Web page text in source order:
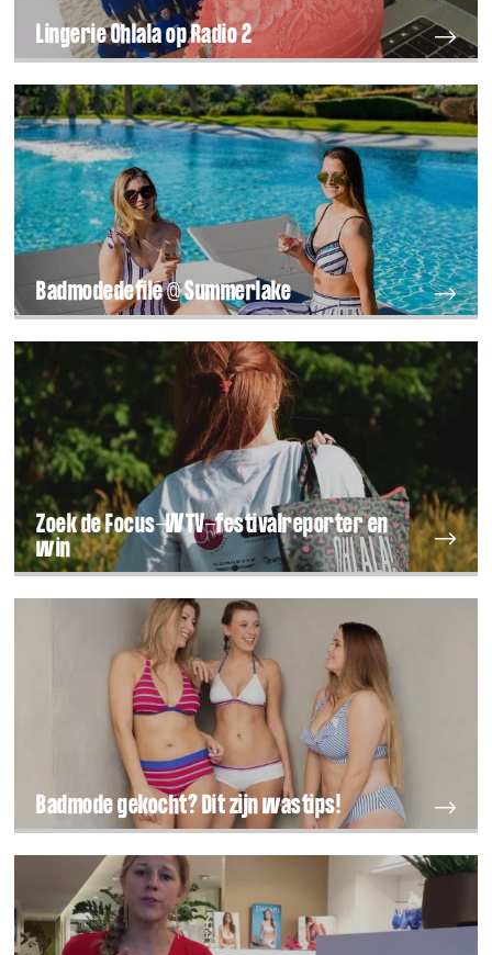
Lingerie Ohlala op Radio 2
Badmodedefilé @ Summerlake
Zoek de Focus-WTV-festivalreporter en
win
Badmode gekocht? Dit zijn wastips!